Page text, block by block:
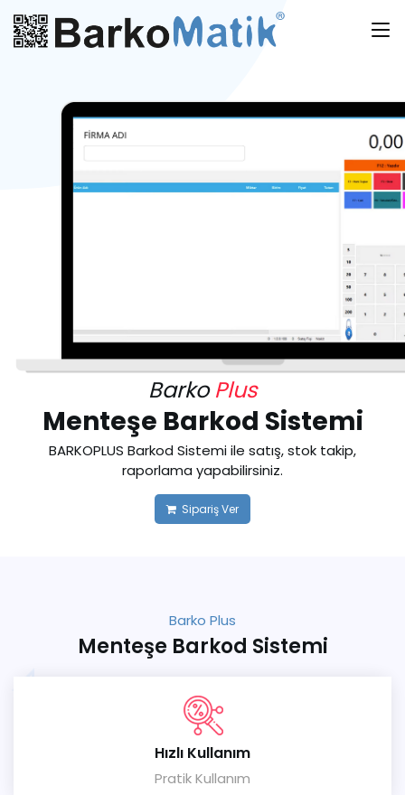
BarkoPlus
Menteşe Barkod Sistemi
BARKOPLUS Barkod Sistemi ile satış, stok takip,
raporlama yapabilirsiniz.
Sipariş Ver
Barko Plus
Menteşe Barkod Sistemi
Hızlı Kullanım
Pratik Kullanım